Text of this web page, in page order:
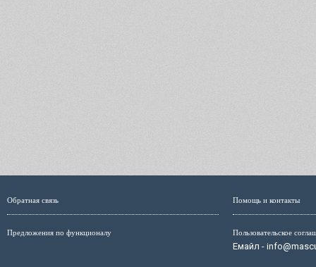
Обратная связь
Предложения по функционалу
Помощь и контакты
Пользовательское
Емайл -